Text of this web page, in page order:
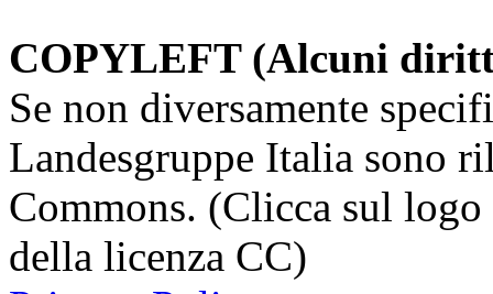
COPYLEFT (Alcuni
Se non diversamente
Landesgruppe Italia sono
Commons. (Clicca sul
della licenza CC)